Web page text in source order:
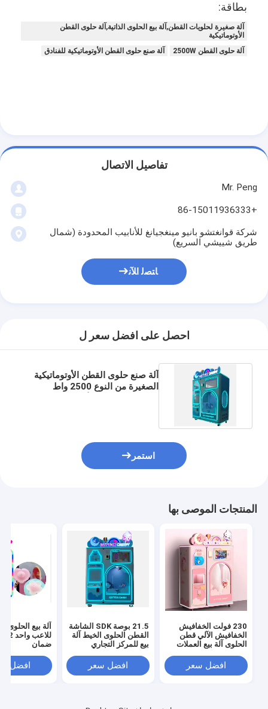
بطاقة:
آلة صغيرة لحلويات القطن,آلة بيع الحلوى الذاتية,آلة حلوى القطن
الأوتوماتيكية
آلة حلوى القطن 2500W
آلة صنع حلوى القطن الأوتوماتيكية للفنادق
تفاصيل الاتصال
Mr. Peng
+86-15011936333
شركة قوانغتشو بانيو مينغجيانغ للأنابيب المحدودة (شمال
طريق شييشي السريع)
ﺎﺘﺼﻟ ﺍﻶﻧ
احصل على افضل سعر ل
آلة صنع حلوى القطن الأوتوماتيكية
الصغيرة من النوع 2500 واط
استمر
المنتجات الموصى بها
230 فولت الخفافيش
الخفافيش الآلي قطن
الحلوى آلة بيع العملات
افضل سعر
21.5 بوصة SDK الشاشة
القطن الحلوى الخيط آلة
بيع للمركز التجاري
افضل سعر
آلة بيع الحلوى
ضمان
افضل